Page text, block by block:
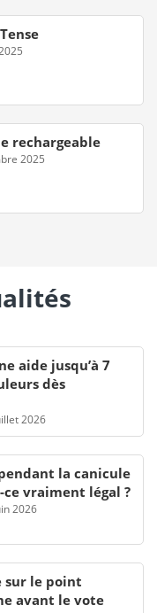
rechargeable
2025
aide jusqu’à 7
dès
2026
la canicule
ce vraiment légal ?
2026
sur le point
avant le vote